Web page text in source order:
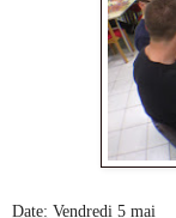
Date: Vendredi 5 mai